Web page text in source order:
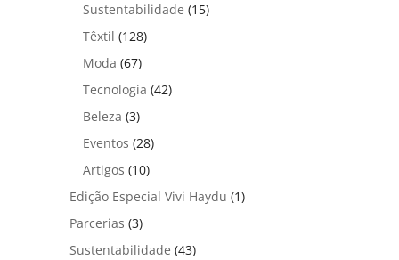
Sustentabilidade (15)
Têxtil (128)
Moda (67)
Tecnologia (42)
Beleza (3)
Eventos (28)
Artigos (10)
Edição Especial Vivi Haydu (1)
Parcerias (3)
Sustentabilidade (43)